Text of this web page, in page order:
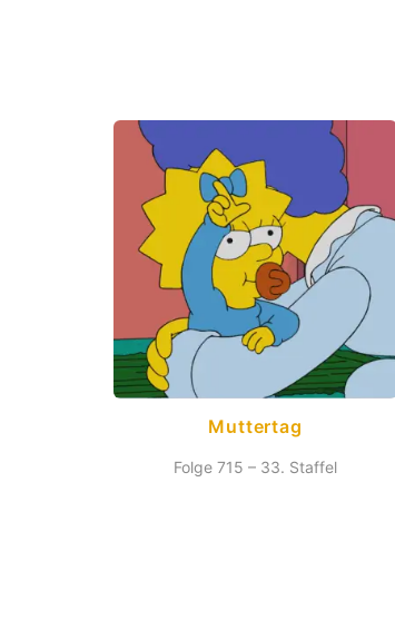
Muttertag
Folge 715 – 33. Staffel